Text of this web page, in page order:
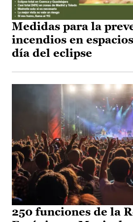
Medidas para la
incendios en
día del eclipse
250 funciones de la